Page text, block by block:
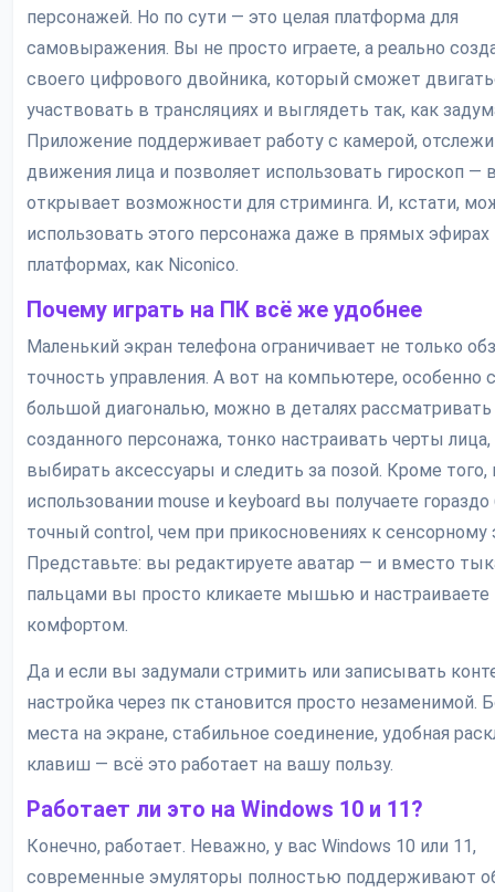
персонажей. Но по сути — это целая платформа для
самовыражения. Вы не просто играете, а реально
своего цифрового двойника, который сможет
участвовать в трансляциях и выглядеть так, как
Приложение поддерживает работу с камерой,
движения лица и позволяет использовать гироскоп —
открывает возможности для стриминга. И, кстати,
использовать этого персонажа даже в прямых эфирах
платформах, как Niconico.
Почему играть на ПК всё же удобнее
Маленький экран телефона ограничивает не только
точность управления. А вот на компьютере, особенно с
большой диагональю, можно в деталях
созданного персонажа, тонко настраивать черты лица,
выбирать аксессуары и следить за позой. Кроме того,
использовании mouse и keyboard вы получаете гораздо
точный control, чем при прикосновениях к сенсорному
Представьте: вы редактируете аватар — и вместо
пальцами вы просто кликаете мышью и настраиваете
комфортом.
Да и если вы задумали стримить или записывать
настройка через пк становится просто незаменимой.
места на экране, стабильное соединение, удобная
клавиш — всё это работает на вашу пользу.
Работает ли это на Windows 10 и 11?
Конечно, работает. Неважно, у вас Windows 10 или 11,
современные эмуляторы полностью поддерживают